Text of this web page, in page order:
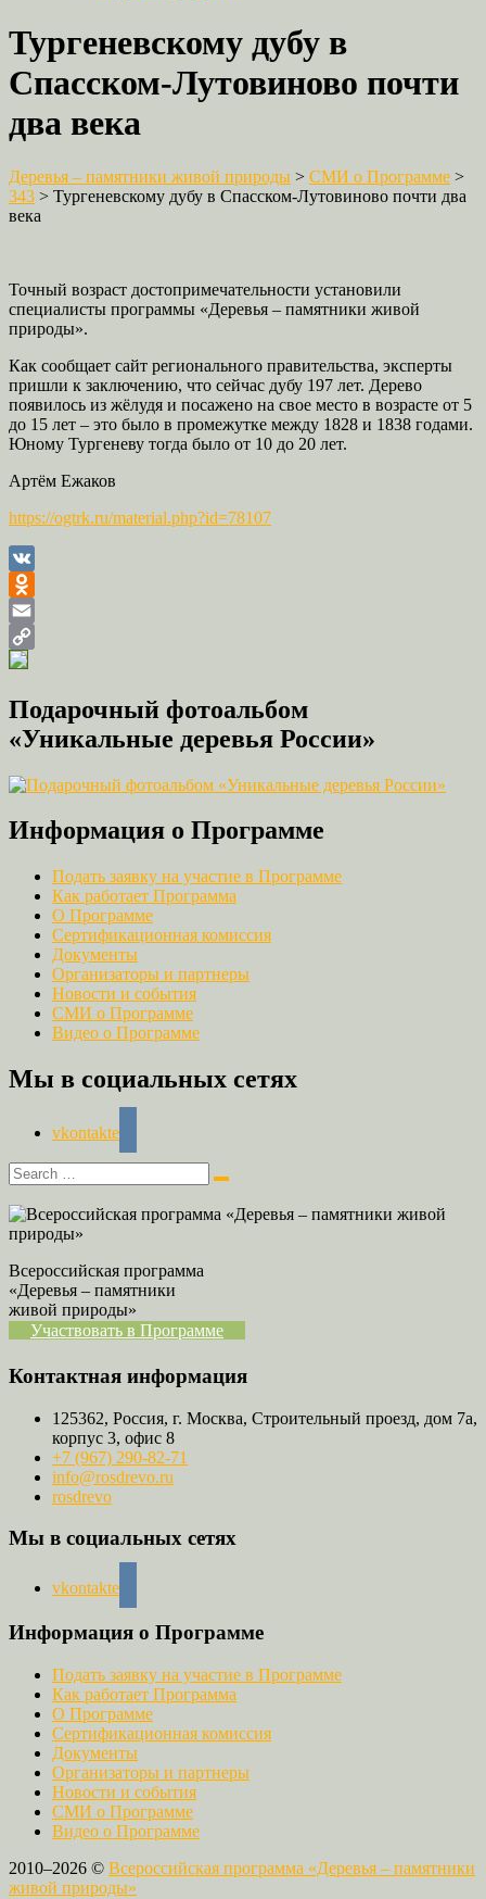
Тургеневскому дубу в
Спасском-Лутовиново почти
два века
Деревья – памятники живой природы > СМИ о Программе >
343 > Тургеневскому дубу в Спасском-Лутовиново почти два
века
Точный возраст достопримечательности установили
специалисты программы «Деревья – памятники живой
природы».
Как сообщает сайт регионального правительства, эксперты
пришли к заключению, что сейчас дубу 197 лет. Дерево
появилось из жёлудя и посажено на свое место в возрасте от 5
до 15 лет – это было в промежутке между 1828 и 1838 годами.
Юному Тургеневу тогда было от 10 до 20 лет.
Артём Ежаков
https://ogtrk.ru/material.php?id=78107
VK
Odnoklassniki
Email
Copy
Подарочный фотоальбом
«Уникальные деревья России»
Информация о Программе
Подать заявку на участие в Программе
Как работает Программа
О Программе
Сертификационная комиссия
Документы
Организаторы и партнеры
Новости и события
СМИ о Программе
Видео о Программе
Мы в социальных сетях
vkontakte
Всероссийская программа
«Деревья – памятники
живой природы»
Участвовать в Программе
Контактная информация
125362, Россия, г. Москва, Строительный проезд, дом 7а,
корпус 3, офис 8
+7 (967) 290-82-71
info@rosdrevo.ru
rosdrevo
Мы в социальных сетях
vkontakte
Информация о Программе
Подать заявку на участие в Программе
Как работает Программа
О Программе
Сертификационная комиссия
Документы
Организаторы и партнеры
Новости и события
СМИ о Программе
Видео о Программе
2010–2026 © Всероссийская программа «Деревья – памятники
живой природы»